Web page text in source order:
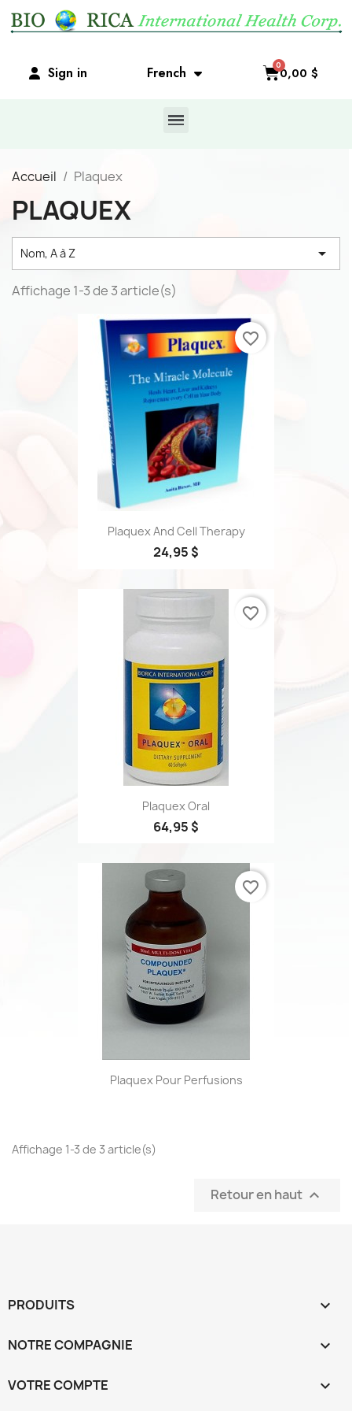
Sign in French 0,00 $
Accueil Plaquex
PLAQUEX
Nom, A à Z 
Affichage 1-3 de 3 article(s)
Plaquex And Cell Therapy
24,95 $
favorite_border
Plaquex Oral
64,95 $
favorite_border
Plaquex Pour Perfusions
favorite_border
Affichage 1-3 de 3 article(s)
Retour en haut 
PRODUITS 
NOTRE COMPAGNIE 
VOTRE COMPTE 